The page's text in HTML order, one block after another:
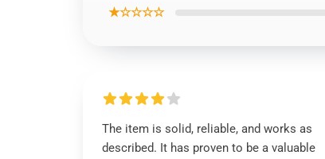
★☆☆☆☆
The item is solid, reliable, and works as
described. It has proven to be a valuable